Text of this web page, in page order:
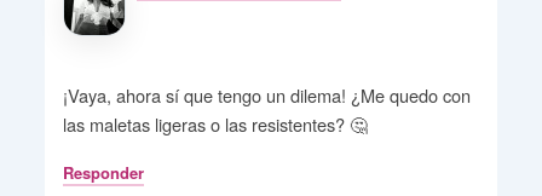
¡Vaya, ahora sí que tengo un dilema! ¿Me quedo con
las maletas ligeras o las resistentes? 🤔
Responder